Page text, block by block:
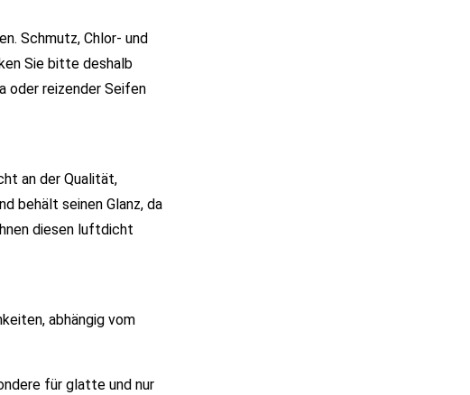
Schmutz, Chlor- und
Sie bitte deshalb
oder reizender Seifen
an der Qualität,
behält seinen Glanz, da
diesen luftdicht
abhängig vom
für glatte und nur